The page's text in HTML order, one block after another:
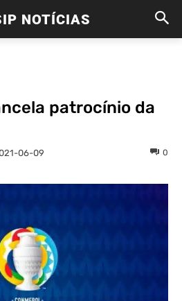
NOTÍCIAS
patrocínio da
06-09 0